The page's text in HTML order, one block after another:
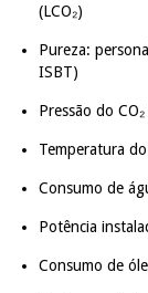
(LCO₂)
Pureza:
ISBT)
Pressão do
Temperatura
Consumo de
Potência
Consumo de